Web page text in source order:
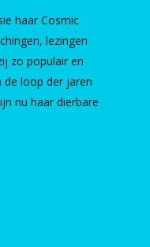
haar Cosmic
lezingen
zo populair en
de loop der jaren
nu haar dierbare